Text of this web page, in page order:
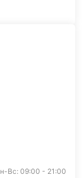
Вс: 09:00 - 21:00